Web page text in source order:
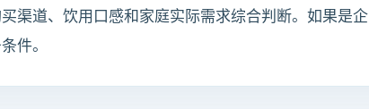
渠道、饮用口感和家庭实际需求综合判断。如果是
件。